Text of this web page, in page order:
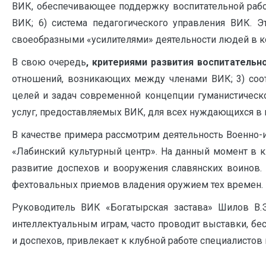
ВИК, обеспечивающее поддержку воспитательной
ВИК; 6) система педагогического управления ВИК.
своеобразными «усилителями» деятельности людей в
В свою очередь, критериями развития
отношений, возникающих между членами ВИК; 3)
целей и задач современной концепции
услуг, предоставляемых ВИК, для всех нуждающихся
В качестве примера рассмотрим деятельность
«Лабинский культурный центр». На данный момент в
развитие доспехов и вооружения славянских
фехтовальных приемов владения оружием тех времен.
Руководитель ВИК «Богатырская застава» Шилов
интеллектуальным играм, часто проводит выставки,
и доспехов, привлекает к клубной работе